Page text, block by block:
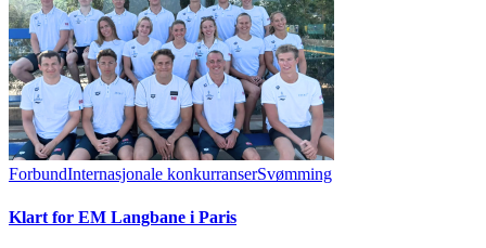
ForbundInternasjonale konkurranserSvømming
Klart for EM Langbane i Paris